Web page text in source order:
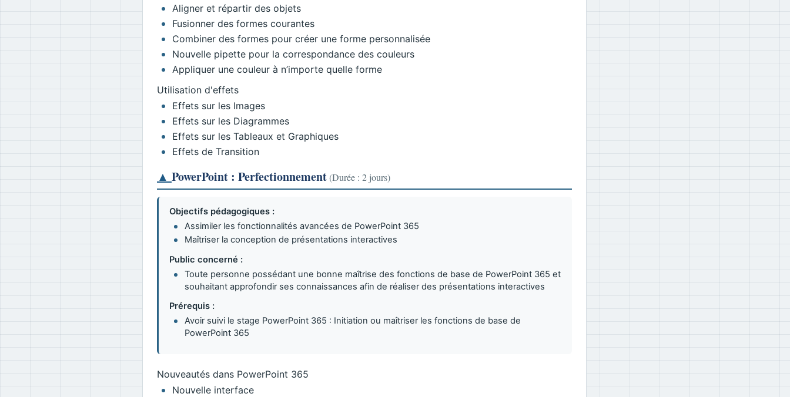
Aligner et répartir des objets
Fusionner des formes courantes
Combiner des formes pour créer une forme personnalisée
Nouvelle pipette pour la correspondance des couleurs
Appliquer une couleur à n’importe quelle forme
Utilisation d'effets
Effets sur les Images
Effets sur les Diagrammes
Effets sur les Tableaux et Graphiques
Effets de Transition
▲ PowerPoint : Perfectionnement(Durée : 2 jours)
Objectifs pédagogiques :
Assimiler les fonctionnalités avancées de PowerPoint 365
Maîtriser la conception de présentations interactives
Public concerné :
Toute personne possédant une bonne maîtrise des fonctions de base de PowerPoint 365 et
souhaitant approfondir ses connaissances afin de réaliser des présentations interactives
Prérequis :
Avoir suivi le stage PowerPoint 365 : Initiation ou maîtriser les fonctions de base de
PowerPoint 365
Nouveautés dans PowerPoint 365
Nouvelle interface